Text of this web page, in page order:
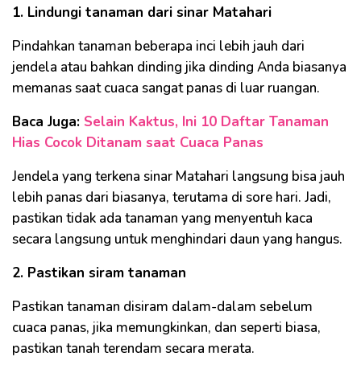
1. Lindungi tanaman dari sinar Matahari
Pindahkan tanaman beberapa inci lebih jauh dari
jendela atau bahkan dinding jika dinding Anda biasanya
memanas saat cuaca sangat panas di luar ruangan.
Baca Juga: Selain Kaktus, Ini 10 Daftar Tanaman
Hias Cocok Ditanam saat Cuaca Panas
Jendela yang terkena sinar Matahari langsung bisa jauh
lebih panas dari biasanya, terutama di sore hari. Jadi,
pastikan tidak ada tanaman yang menyentuh kaca
secara langsung untuk menghindari daun yang hangus.
2. Pastikan siram tanaman
Pastikan tanaman disiram dalam-dalam sebelum
cuaca panas, jika memungkinkan, dan seperti biasa,
pastikan tanah terendam secara merata.